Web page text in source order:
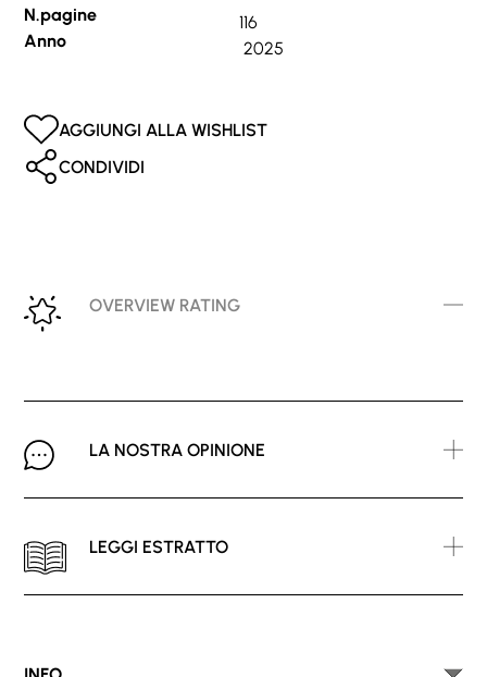
N.pagine
116
Anno
2025
AGGIUNGI ALLA WISHLIST
CONDIVIDI
OVERVIEW RATING
LA NOSTRA OPINIONE
LEGGI ESTRATTO